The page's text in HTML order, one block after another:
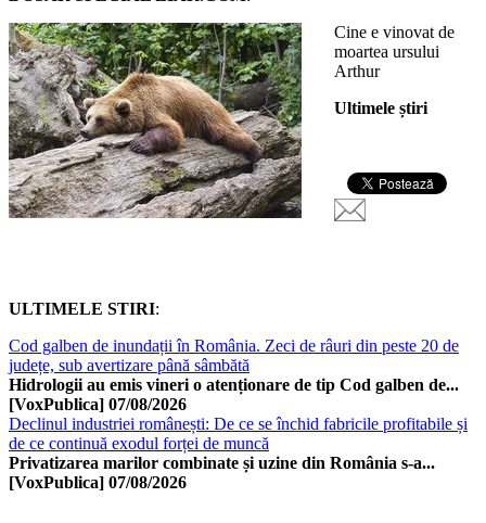
Cine e vinovat de
moartea ursului
Arthur
Ultimele știri
ULTIMELE STIRI:
Cod galben de inundații în România. Zeci de râuri din peste 20 de
județe, sub avertizare până sâmbătă
Hidrologii au emis vineri o atenționare de tip Cod galben de...
[VoxPublica] 07/08/2026
Declinul industriei românești: De ce se închid fabricile profitabile și
de ce continuă exodul forței de muncă
Privatizarea marilor combinate și uzine din România s-a...
[VoxPublica] 07/08/2026